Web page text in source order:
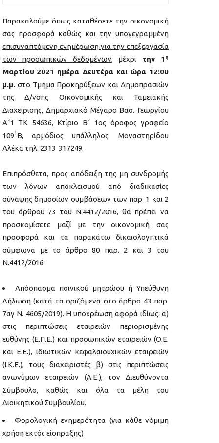
Παρακαλούμε όπως καταθέσετε την οικονομική
σας προσφορά καθώς και την υπογεγραμμένη
επισυναπτόμενη ενημέρωση για την επεξεργασία
των προσωπικών δεδομένων, μέχρι την 1 η
Μαρτίου 2021 ημέρα Δευτέρα και ώρα 12:00
μ.μ. στο Τμήμα Προκηρύξεων και Δημοπρασιών
της Δ/νσης Οικονομικής και Ταμειακής
Διαχείρισης, Δημαρχιακό Μέγαρο Βασ. Γεωργίου
Α΄1 ΤΚ 54636, Κτίριο Β΄ 1ος όροφος γραφείο
1091 Β, αρμόδιος υπάλληλος: Μοναστηρίδου
Αλέκα τηλ. 2313 317249.
Επιπρόσθετα, προς απόδειξη της μη συνδρομής
των λόγων αποκλεισμού από διαδικασίες
σύναψης δημοσίων συμβάσεων των παρ. 1 και 2
του άρθρου 73 του Ν.4412/2016, θα πρέπει να
προσκομίσετε μαζί με την οικονομική σας
προσφορά και τα παρακάτω δικαιολογητικά
σύμφωνα με το άρθρο 80 παρ. 2 και 3 του
Ν.4412/2016:
Απόσπασμα ποινικού μητρώου ή Υπεύθυνη
Δήλωση (κατά τα οριζόμενα στο άρθρο 43 παρ.
7αγ Ν. 4605/2019). Η υποχρέωση αφορά ιδίως: α)
στις περιπτώσεις εταιρειών περιορισμένης
ευθύνης (Ε.Π.Ε.) και προσωπικών εταιρειών (Ο.Ε.
και Ε.Ε.), ιδιωτικών κεφαλαιουχικών εταιρειών
(Ι.Κ.Ε.), τους διαχειριστές β) στις περιπτώσεις
ανωνύμων εταιρειών (Α.Ε.), τον Διευθύνοντα
Σύμβουλο, καθώς και όλα τα μέλη του
Διοικητικού Συμβουλίου.
Φορολογική ενημερότητα (για κάθε νόμιμη
χρήση εκτός είσπραξης)